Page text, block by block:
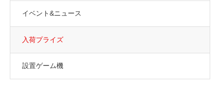
イベント&ニュース
入荷プライズ
設置ゲーム機